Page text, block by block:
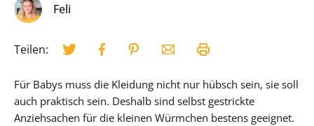
Feli
Teilen:
Für Babys muss die Kleidung nicht nur hübsch sein, sie soll
auch praktisch sein. Deshalb sind selbst gestrickte
Anziehsachen für die kleinen Würmchen bestens geeignet.